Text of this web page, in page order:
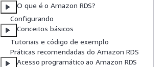
O que é o Amazon RDS?
Configurando
Conceitos básicos
Tutoriais e código de exemplo
Práticas recomendadas do Amazon RDS
Acesso programático ao Amazon RDS